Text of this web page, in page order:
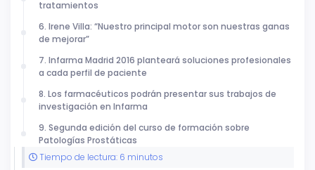
tratamientos
6. Irene Villa: “Nuestro principal motor son nuestras ganas
de mejorar”
7. Infarma Madrid 2016 planteará soluciones profesionales
a cada perfil de paciente
8. Los farmacéuticos podrán presentar sus trabajos de
investigación en Infarma
9. Segunda edición del curso de formación sobre
Patologías Prostáticas
Tiempo de lectura: 6 minutos